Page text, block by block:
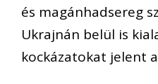
és magánhadsereg
Ukrajnán belül is
kockázatokat jelent